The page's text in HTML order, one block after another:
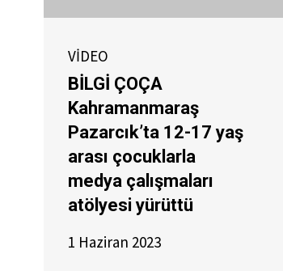
VİDEO
BİLGİ ÇOÇA
Kahramanmaraş
Pazarcık’ta 12-17 yaş
arası çocuklarla
medya çalışmaları
atölyesi yürüttü
1 Haziran 2023